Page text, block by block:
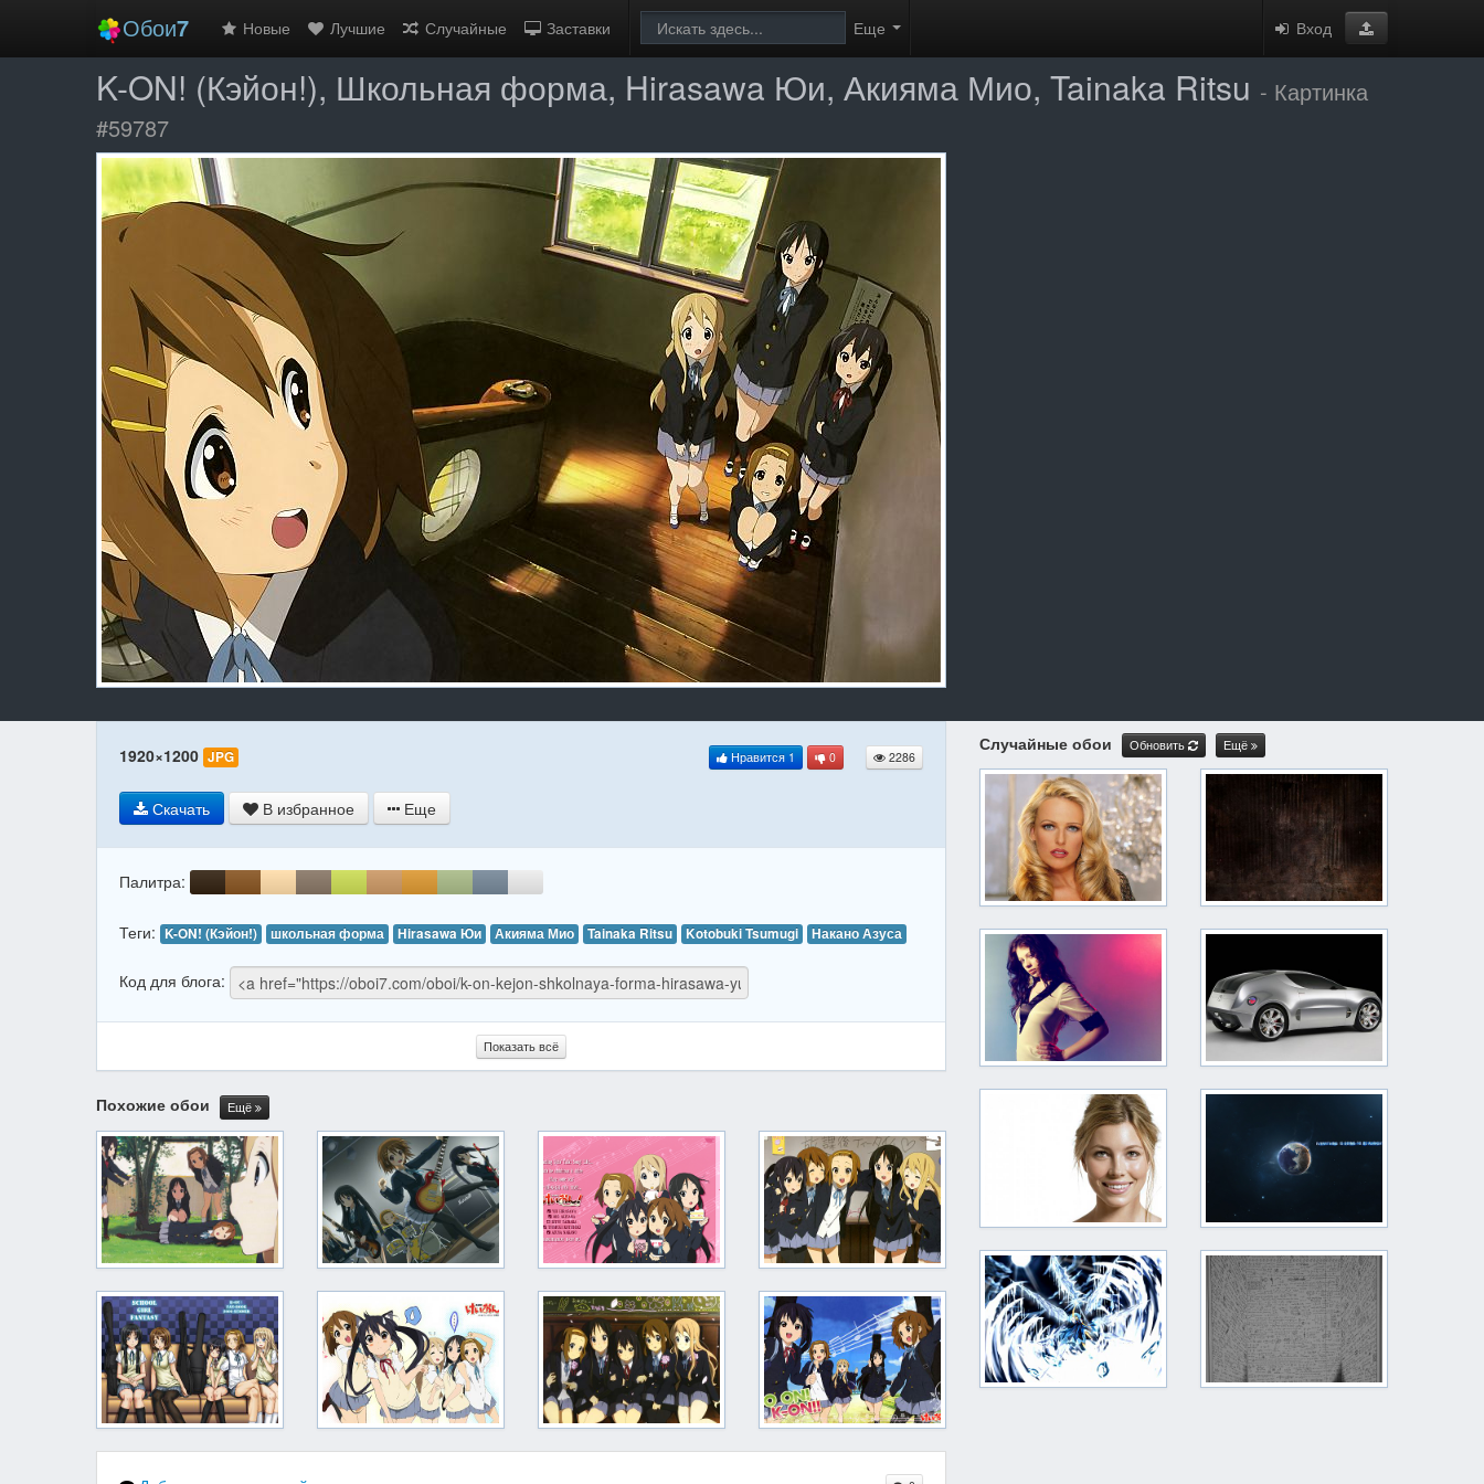
Обои7 Новые Лучшие Случайные Заставки Еще Вход
K-ON! (Кэйон!), Школьная форма, Hirasawa Юи, Акияма Мио, Tainaka Ritsu - Картинка
#59787
1920×1200 JPG Нравится 1 0 2286
Скачать В избранное Еще
Палитра:
Теги: K-ON! (Кэйон!) школьная форма Hirasawa Юи Акияма Мио Tainaka Ritsu Kotobuki Tsumugi Накано Азуса
Код для блога:
Показать всё
Похожие обои Ещё
Случайные обои Обновить Ещё